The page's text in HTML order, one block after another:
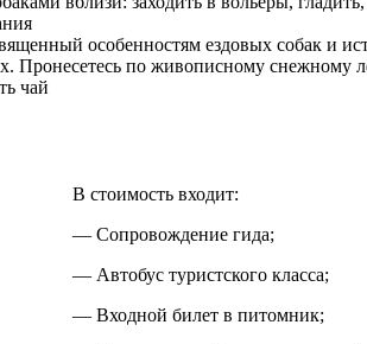
особенностям ездовых собак и
Пронесетесь по живописному
чай
В стоимость входит:
— Сопровождение гида;
— Автобус туристского класса;
— Входной билет в питомник;